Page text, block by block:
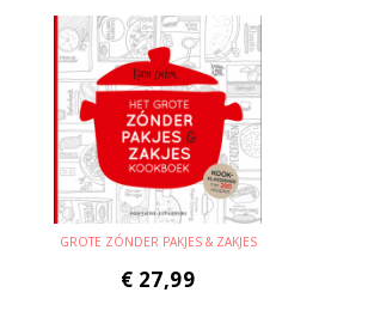
GROTE ZÓNDER PAKJES & ZAKJES
€ 27,99